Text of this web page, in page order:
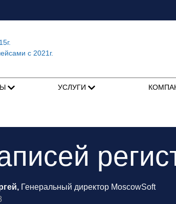
с 2021г.
УСЛУГИ
Генеральный директор MoscowSoft